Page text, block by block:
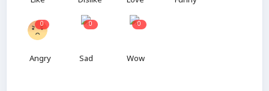
0
Angry
0
Sad
0
Wow